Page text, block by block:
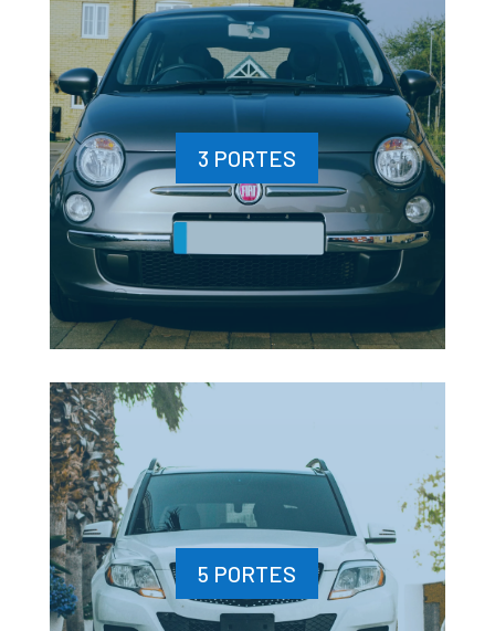
3 PORTES
5 PORTES